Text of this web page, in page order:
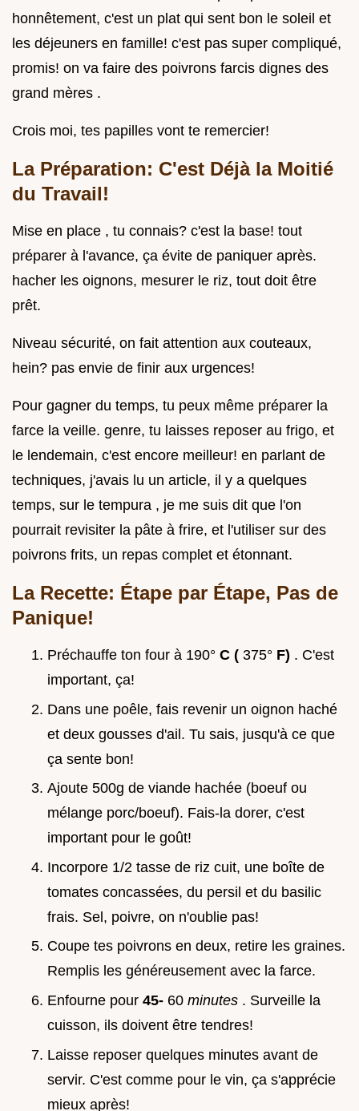
honnêtement, c'est un plat qui sent bon le soleil et
les déjeuners en famille! c'est pas super compliqué,
promis! on va faire des poivrons farcis dignes des
grand mères .
Crois moi, tes papilles vont te remercier!
La Préparation: C'est Déjà la Moitié
du Travail!
Mise en place , tu connais? c'est la base! tout
préparer à l'avance, ça évite de paniquer après.
hacher les oignons, mesurer le riz, tout doit être
prêt.
Niveau sécurité, on fait attention aux couteaux,
hein? pas envie de finir aux urgences!
Pour gagner du temps, tu peux même préparer la
farce la veille. genre, tu laisses reposer au frigo, et
le lendemain, c'est encore meilleur! en parlant de
techniques, j'avais lu un article, il y a quelques
temps, sur le tempura , je me suis dit que l'on
pourrait revisiter la pâte à frire, et l'utiliser sur des
poivrons frits, un repas complet et étonnant.
La Recette: Étape par Étape, Pas de
Panique!
Préchauffe ton four à 190° C ( 375° F) . C'est
important, ça!
Dans une poêle, fais revenir un oignon haché
et deux gousses d'ail. Tu sais, jusqu'à ce que
ça sente bon!
Ajoute 500g de viande hachée (boeuf ou
mélange porc/boeuf). Fais-la dorer, c'est
important pour le goût!
Incorpore 1/2 tasse de riz cuit, une boîte de
tomates concassées, du persil et du basilic
frais. Sel, poivre, on n'oublie pas!
Coupe tes poivrons en deux, retire les graines.
Remplis les généreusement avec la farce.
Enfourne pour 45- 60 minutes . Surveille la
cuisson, ils doivent être tendres!
Laisse reposer quelques minutes avant de
servir. C'est comme pour le vin, ça s'apprécie
mieux après!